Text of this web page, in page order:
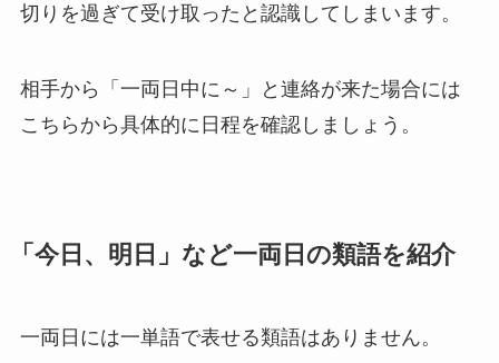
切りを過ぎて受け取ったと認識してしまいます。
相手から「一両日中に～」と連絡が来た場合には
こちらから具体的に日程を確認しましょう。
「今日、明日」など一両日の類語を紹介
一両日には一単語で表せる類語はありません。